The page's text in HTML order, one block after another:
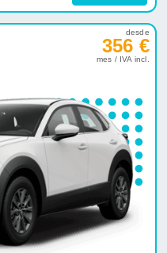
desde
356 €
mes / IVA incl.